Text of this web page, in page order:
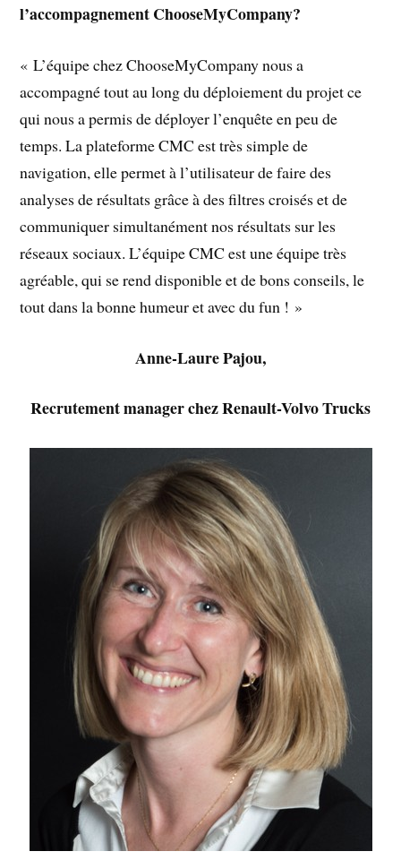
l’accompagnement ChooseMyCompany?
« L’équipe chez ChooseMyCompany nous a
accompagné tout au long du déploiement du projet ce
qui nous a permis de déployer l’enquête en peu de
temps. La plateforme CMC est très simple de
navigation, elle permet à l’utilisateur de faire des
analyses de résultats grâce à des filtres croisés et de
communiquer simultanément nos résultats sur les
réseaux sociaux. L’équipe CMC est une équipe très
agréable, qui se rend disponible et de bons conseils, le
tout dans la bonne humeur et avec du fun ! »
Anne-Laure Pajou,
Recrutement manager chez Renault-Volvo Trucks